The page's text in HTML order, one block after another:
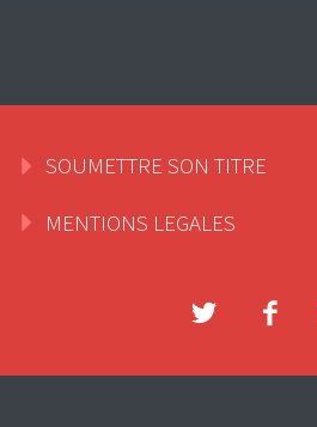
SOUMETTRE SON TITRE
MENTIONS LEGALES